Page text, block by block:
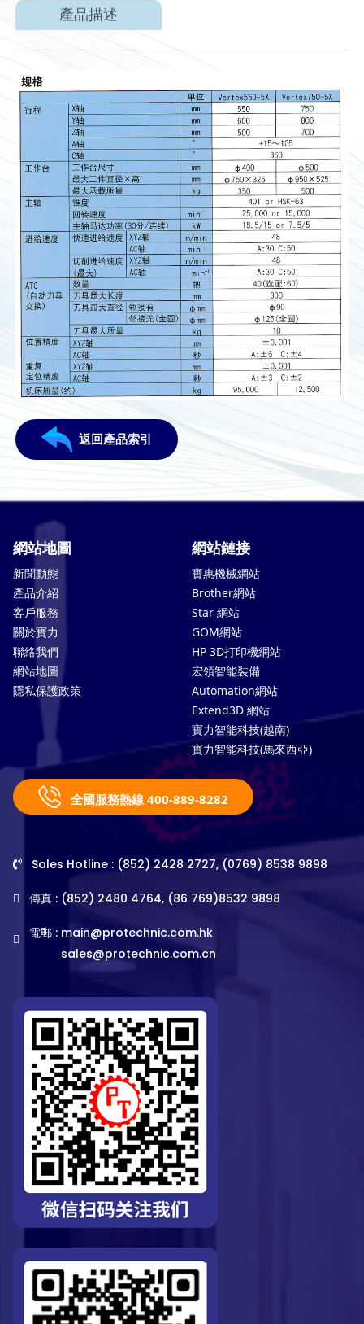
產品描述
返回產品索引
網站地圖
新聞動態
產品介紹
客戶服務
關於寶力
聯絡我們
網站地圖
隱私保護政策
網站鏈接
寶惠機械網站
Brother網站
Star 網站
GOM網站
HP 3D打印機網站
宏領智能裝備
Automation網站
Extend3D 網站
寶力智能科技(越南)
寶力智能科技(馬來西亞)
全國服務熱線 400-889-8282
Sales Hotline : (852) 2428 2727, (0769) 8538 9898
傳真 : (852) 2480 4764, (86 769)8532 9898
電郵 : main@protechnic.com.hk
sales@protechnic.com.cn